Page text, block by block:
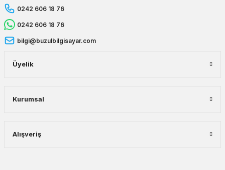
0242 606 18 76
0242 606 18 76
bilgi@buzulbilgisayar.com
Üyelik
Kurumsal
Alışveriş